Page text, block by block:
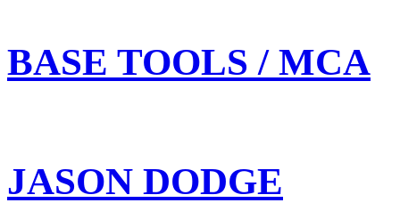
BASE TOOLS / MCA
JASON DODGE